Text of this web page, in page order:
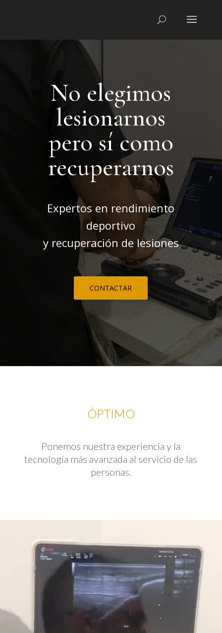
No elegimos
lesionarnos
pero sí como
recuperarnos
Expertos en rendimiento
deportivo
y recuperación de lesiones
CONTACTAR
ÓPTIMO
Ponemos nuestra experiencia y la
tecnología más avanzada al servicio de las
personas.